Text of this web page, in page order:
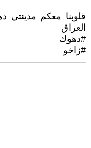
قلوبنا معكم مدينتي
العراق
#دهوك
#زاخو